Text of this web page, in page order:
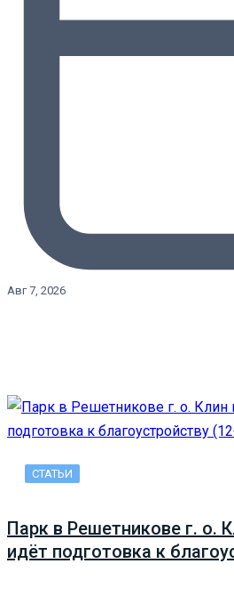
Авг 7, 2026
СТАТЬИ
Парк в Решетникове г. о.
идёт подготовка к